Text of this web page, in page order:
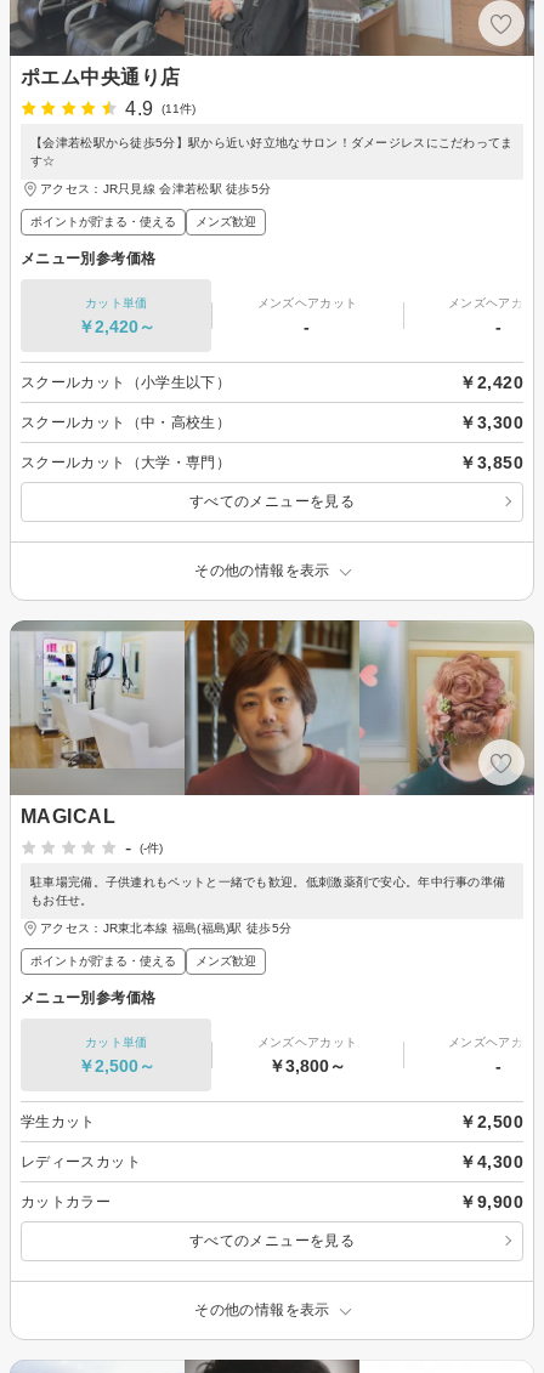
ポエム中央通り店
4.9
(11件)
【会津若松駅から徒歩5分】駅から近い好立地なサロン！ダメージレスにこだわってま
す☆
アクセス：JR只見線 会津若松駅 徒歩5分
ポイントが貯まる・使える メンズ歓迎
メニュー別参考価格
カット単価
￥2,420～
メンズヘアカット
-
メンズヘアカラ
-
スクールカット（小学生以下） ￥2,420
スクールカット（中・高校生） ￥3,300
スクールカット（大学・専門） ￥3,850
すべてのメニューを見る
その他の情報を表示
MAGICAL
-
(-件)
駐車場完備。子供連れもペットと一緒でも歓迎。低刺激薬剤で安心。年中行事の準備
もお任せ。
アクセス：JR東北本線 福島(福島)駅 徒歩5分
ポイントが貯まる・使える メンズ歓迎
メニュー別参考価格
カット単価
￥2,500～
メンズヘアカット
￥3,800～
メンズヘアカラ
-
学生カット ￥2,500
レディースカット ￥4,300
カットカラー ￥9,900
すべてのメニューを見る
その他の情報を表示